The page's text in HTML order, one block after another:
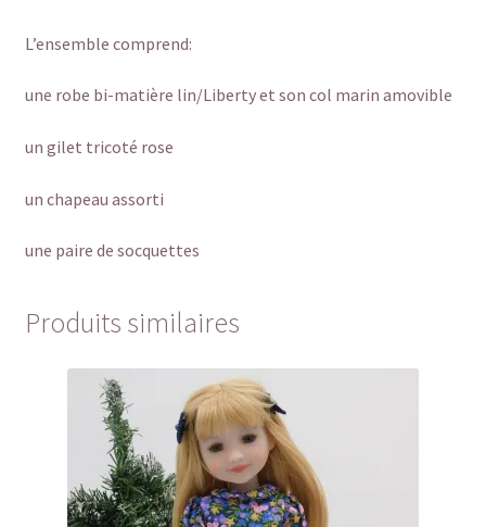
L’ensemble comprend:
une robe bi-matière lin/Liberty et son col marin amovible
un gilet tricoté rose
un chapeau assorti
une paire de socquettes
Produits similaires